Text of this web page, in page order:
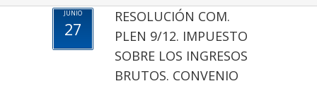
JUNIO
27
RESOLUCIÓN COM.
PLEN 9/12. IMPUESTO
SOBRE LOS INGRESOS
BRUTOS. CONVENIO